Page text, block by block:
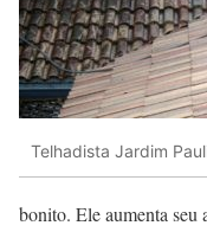
Telhadista Jardim
bonito. Ele aumenta